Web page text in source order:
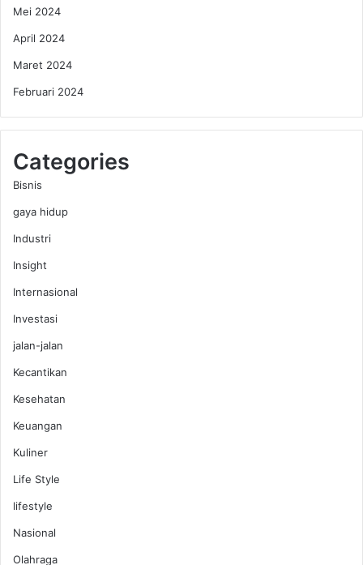
Mei 2024
April 2024
Maret 2024
Februari 2024
Categories
Bisnis
gaya hidup
Industri
Insight
Internasional
Investasi
jalan-jalan
Kecantikan
Kesehatan
Keuangan
Kuliner
Life Style
lifestyle
Nasional
Olahraga